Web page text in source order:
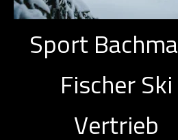
Sport
Fischer Ski
Vertrieb